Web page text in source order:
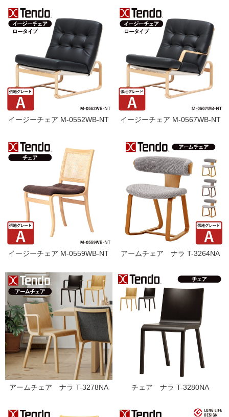
イージーチェア M-0552WB-NT イージーチェア M-0567WB-NT
イージーチェア M-0559WB-NT アームチェア ナラ T-3264NA
アームチェア ナラ T-3278NA チェア ナラ T-3280NA